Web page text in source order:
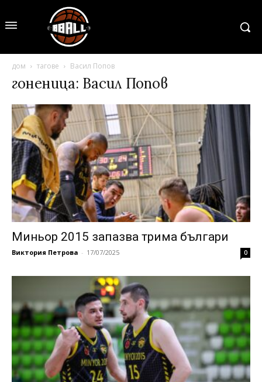
дом тагове Васил Попов
гоненица: Васил Попов
Миньор 2015 запазва трима българи
Виктория Петрова - 17/07/2025 0